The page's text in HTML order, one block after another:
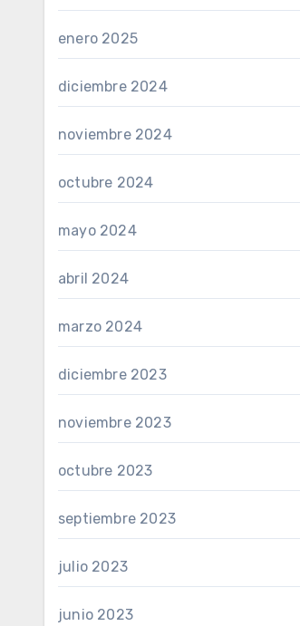
enero 2025
diciembre 2024
noviembre 2024
octubre 2024
mayo 2024
abril 2024
marzo 2024
diciembre 2023
noviembre 2023
octubre 2023
septiembre 2023
julio 2023
junio 2023